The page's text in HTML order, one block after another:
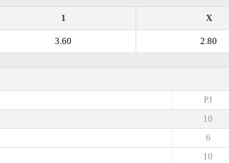
X
1
2.80
3.60
PJ
10
6
10